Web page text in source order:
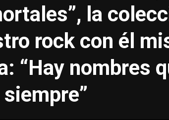
la
rock con él
“Hay nombres